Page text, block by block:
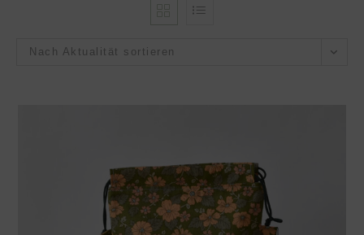
Nach Aktualität sortieren